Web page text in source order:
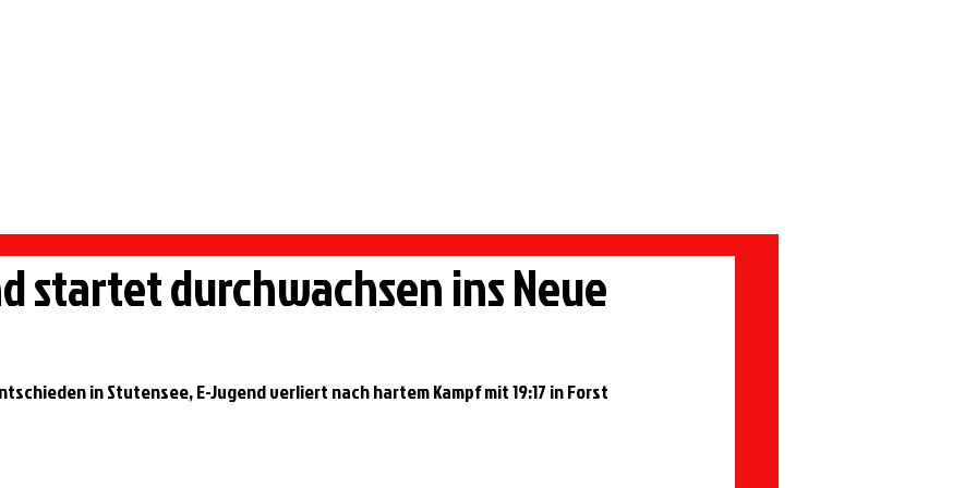
startet durchwachsen ins Neue
in Stutensee, E-Jugend verliert nach hartem Kampf mit 19:17 in Forst